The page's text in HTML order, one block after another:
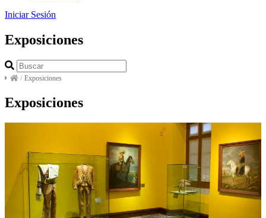
Iniciar Sesión
Exposiciones
/ Exposiciones
Exposiciones